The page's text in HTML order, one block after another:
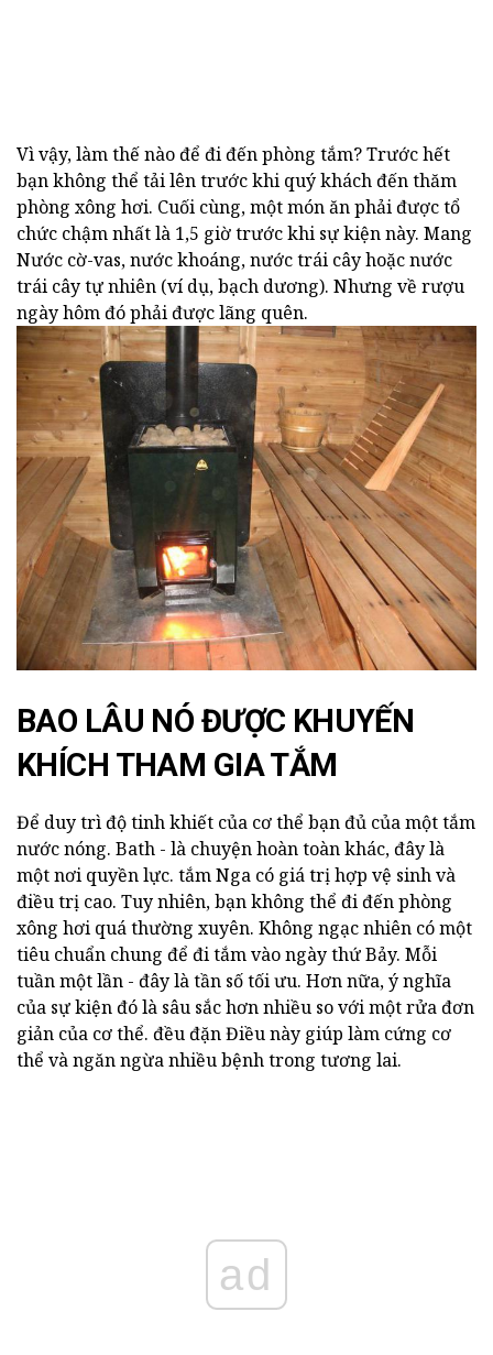
Vì vậy, làm thế nào để đi đến phòng tắm? Trước hết
bạn không thể tải lên trước khi quý khách đến thăm
phòng xông hơi. Cuối cùng, một món ăn phải được tổ
chức chậm nhất là 1,5 giờ trước khi sự kiện này. Mang
Nước cờ-vas, nước khoáng, nước trái cây hoặc nước
trái cây tự nhiên (ví dụ, bạch dương). Nhưng về rượu
ngày hôm đó phải được lãng quên.
BAO LÂU NÓ ĐƯỢC KHUYẾN
KHÍCH THAM GIA TẮM
Để duy trì độ tinh khiết của cơ thể bạn đủ của một tắm
nước nóng. Bath - là chuyện hoàn toàn khác, đây là
một nơi quyền lực. tắm Nga có giá trị hợp vệ sinh và
điều trị cao. Tuy nhiên, bạn không thể đi đến phòng
xông hơi quá thường xuyên. Không ngạc nhiên có một
tiêu chuẩn chung để đi tắm vào ngày thứ Bảy. Mỗi
tuần một lần - đây là tần số tối ưu. Hơn nữa, ý nghĩa
của sự kiện đó là sâu sắc hơn nhiều so với một rửa đơn
giản của cơ thể. đều đặn Điều này giúp làm cứng cơ
thể và ngăn ngừa nhiều bệnh trong tương lai.
ad